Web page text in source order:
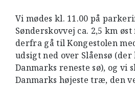
Vi mødes kl. 11.00 på
Sønderskovvej ca. 2,5 km
derfra gå til Kongestolen
udsigt ned over Slåensø (der
Danmarks reneste sø), og vi
Danmarks højeste træ, den